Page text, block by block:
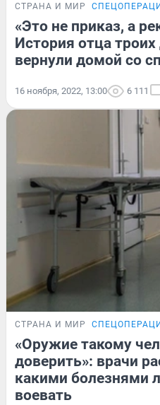
СТРАНА И МИР
«Это не приказ, а
История отца троих
вернули домой со
16 ноября, 2022, 13:00 6 111
СТРАНА И МИР
«Оружие такому
доверить»: врачи
какими болезнями
воевать